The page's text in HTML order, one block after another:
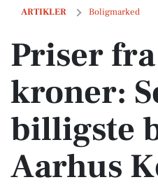
ARTIKLER Boligmarked
Priser fra 695.000 kroner: Se
Priser
kroner:
billigste
Aarhus